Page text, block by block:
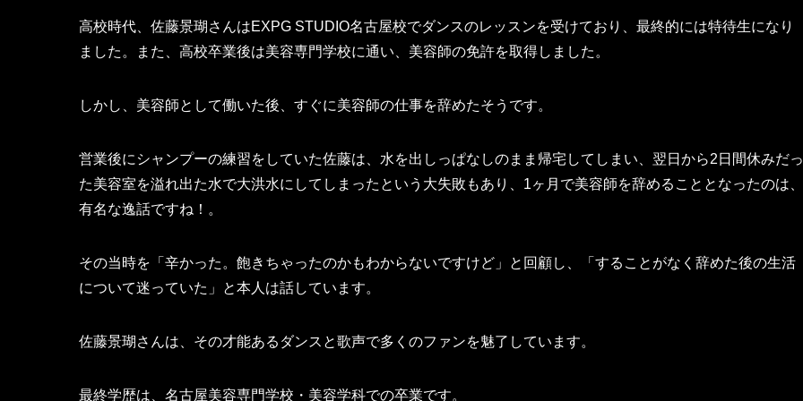
高校時代、佐藤景瑚さんはEXPG STUDIO名古屋校でダンスのレッスンを受けており、最終的には特待生になり
ました。また、高校卒業後は美容専門学校に通い、美容師の免許を取得しました。
しかし、美容師として働いた後、すぐに美容師の仕事を辞めたそうです。
営業後にシャンプーの練習をしていた佐藤は、水を出しっぱなしのまま帰宅してしまい、翌日から2日間休みだっ
た美容室を溢れ出た水で大洪水にしてしまったという大失敗もあり、1ヶ月で美容師を辞めることとなったのは、
有名な逸話ですね！。
その当時を「辛かった。飽きちゃったのかもわからないですけど」と回顧し、「することがなく辞めた後の生活
について迷っていた」と本人は話しています。
佐藤景瑚さんは、その才能あるダンスと歌声で多くのファンを魅了しています。
最終学歴は、名古屋美容専門学校・美容学科での卒業です。